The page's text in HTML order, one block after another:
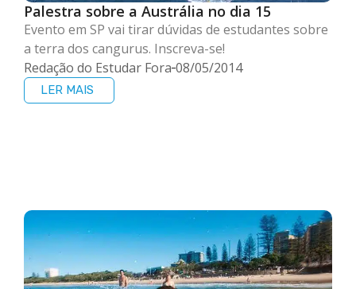
Palestra sobre a Austrália no dia 15
Evento em SP vai tirar dúvidas de estudantes sobre
a terra dos cangurus. Inscreva-se!
Redação do Estudar Fora 08/05/2014
LER MAIS